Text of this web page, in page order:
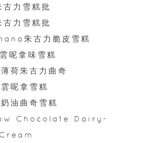
力雪糕批
力雪糕批
朱古力脆皮雪糕
呢拿味雪糕
荷朱古力曲奇
呢拿雪糕
油曲奇雪糕
Chocolate Dairy-